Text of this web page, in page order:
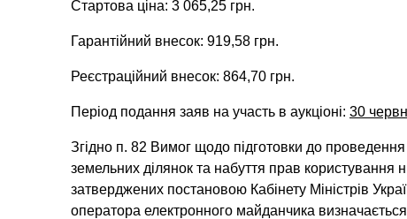
Стартова ціна: 3 065,25 грн.
Гарантійний внесок: 919,58 грн.
Реєстраційний внесок: 864,70 грн.
Період подання заяв на участь в аукціоні: 30
Згідно п. 82 Вимог щодо підготовки до
земельних ділянок та набуття прав
затверджених постановою Кабінету Міністрів
оператора електронного майданчика